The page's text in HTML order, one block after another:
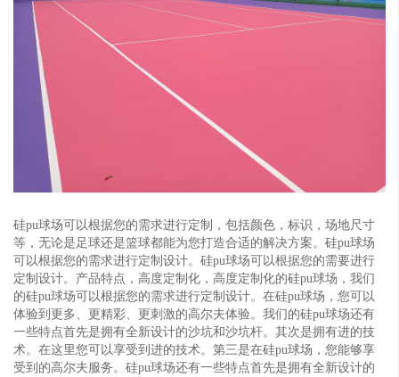
硅pu球场可以根据您的需求进行定制，包括颜色，标识，场地尺寸
等，无论是足球还是篮球都能为您打造合适的解决方案。硅pu球场
可以根据您的需求进行定制设计。硅pu球场可以根据您的需要进行
定制设计。产品特点，高度定制化，高度定制化的硅pu球场，我们
的硅pu球场可以根据您的需求进行定制设计。在硅pu球场，您可以
体验到更多、更精彩、更刺激的高尔夫体验。我们的硅pu球场还有
一些特点首先是拥有全新设计的沙坑和沙坑杆。其次是拥有进的技
术。在这里您可以享受到进的技术。第三是在硅pu球场，您能够享
受到的高尔夫服务。硅pu球场还有一些特点首先是拥有全新设计的